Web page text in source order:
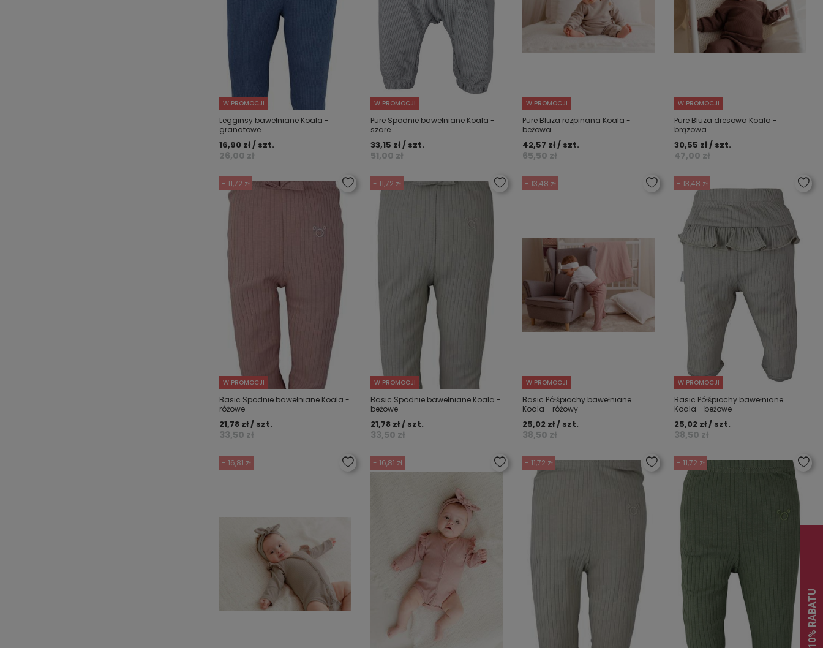
W PROMOCJI
Legginsy bawełniane Koala -
granatowe
26,00 zł
16,90 zł / szt.
W PROMOCJI
Pure Spodnie bawełniane Koala -
szare
51,00 zł
33,15 zł / szt.
W PROMOCJI
Pure Bluza rozpinana Koala -
beżowa
65,50 zł
42,57 zł / szt.
W PROMOCJI
Pure Bluza dresowa Koala -
brązowa
47,00 zł
30,55 zł / szt.
- 11,72 zł
W PROMOCJI
Basic Spodnie bawełniane Koala -
różowe
33,50 zł
21,78 zł / szt.
- 11,72 zł
W PROMOCJI
Basic Spodnie bawełniane Koala -
beżowe
33,50 zł
21,78 zł / szt.
- 13,48 zł
W PROMOCJI
Basic Półśpiochy bawełniane
Koala - różowy
38,50 zł
25,02 zł / szt.
- 13,48 zł
W PROMOCJI
Basic Półśpiochy bawełniane
Koala - beżowe
38,50 zł
25,02 zł / szt.
- 16,81 zł - 16,81 zł - 11,72 zł - 11,72 zł